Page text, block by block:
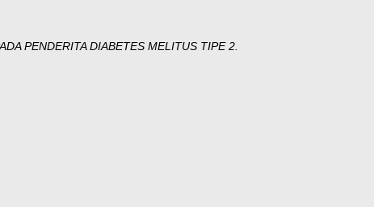
PENDERITA DIABETES MELITUS TIPE 2.